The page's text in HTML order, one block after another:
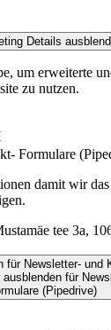
Details
um erweiterte
zu nutzen.
Formulare
damit wir
tee 3a,
für Newsletter- und
ausblendenfür
(Pipedrive)